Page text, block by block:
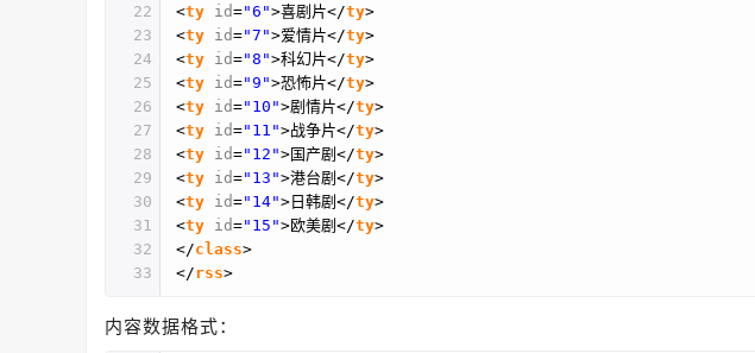
22
23
24
25
26
27
28
29
30
31
32
33
<ty id="6">喜剧片</ty>
<ty id="7">爱情片</ty>
<ty id="8">科幻片</ty>
<ty id="9">恐怖片</ty>
<ty id="10">剧情片</ty>
<ty id="11">战争片</ty>
<ty id="12">国产剧</ty>
<ty id="13">港台剧</ty>
<ty id="14">日韩剧</ty>
<ty id="15">欧美剧</ty>
</class>
</rss>
内容数据格式：